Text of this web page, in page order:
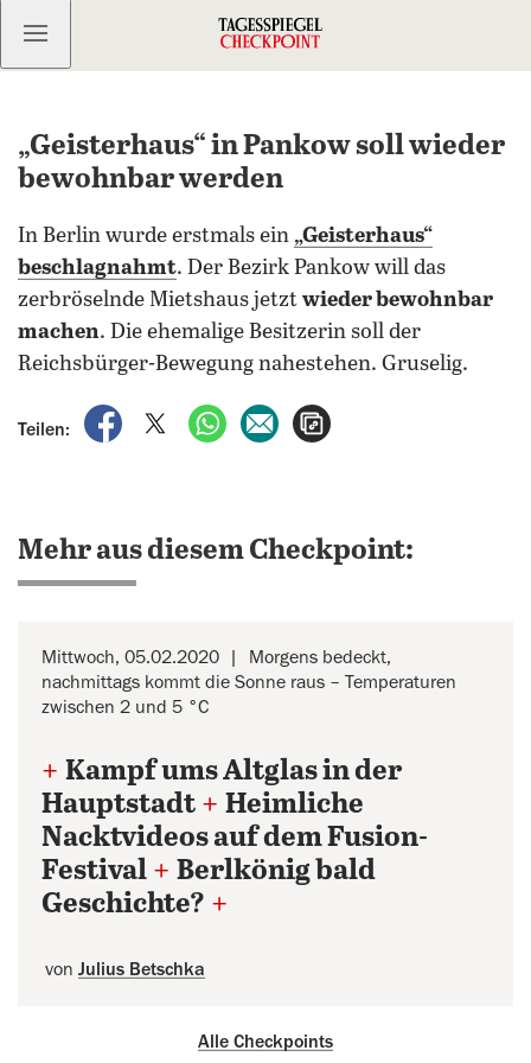
Kostenlos anmelden
„Geisterhaus“ in Pankow soll wieder
bewohnbar werden
In Berlin wurde erstmals ein „Geisterhaus“
beschlagnahmt. Der Bezirk Pankow will das
zerbröselnde Mietshaus jetzt wieder bewohnbar
machen. Die ehemalige Besitzerin soll der
Reichsbürger-Bewegung nahestehen. Gruselig.
Teilen:
auf Facebook teilen
auf X teilenper WhatsApp teilen
per E-Mail teilen
Mehr aus diesem Checkpoint:
Mittwoch, 05.02.2020
Morgens bedeckt,
nachmittags kommt die Sonne raus – Temperaturen
zwischen 2 und 5 °C
+ Kampf ums Altglas in der
Hauptstadt + Heimliche
Nacktvideos auf dem Fusion-
Festival + Berlkönig bald
Geschichte? +
von Julius Betschka
Alle Checkpoints